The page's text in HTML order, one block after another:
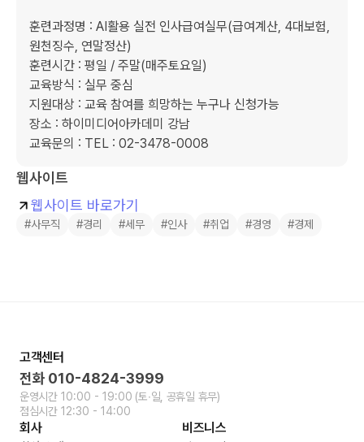
훈련과정명 : AI활용 실전 인사급여실무(급여계산, 4대보험,
원천징수, 연말정산)
훈련시간 : 평일 / 주말(매주토요일)
교육방식 : 실무 중심
지원대상 : 교육 참여를 희망하는 누구나 신청가능
장소 : 하이미디어아카데미 강남
교육문의 : TEL : 02-3478-0008
웹사이트
웹사이트 바로가기
#사무직 #경리 #세무 #인사 #취업 #경영 #경제
고객센터
전화 010-4824-3999
운영시간 10:00 - 19:00 (토∙일, 공휴일 휴무)
점심시간 12:30 - 14:00
회사 비즈니스